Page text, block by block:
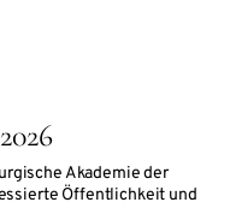
Akademie der
Öffentlichkeit und